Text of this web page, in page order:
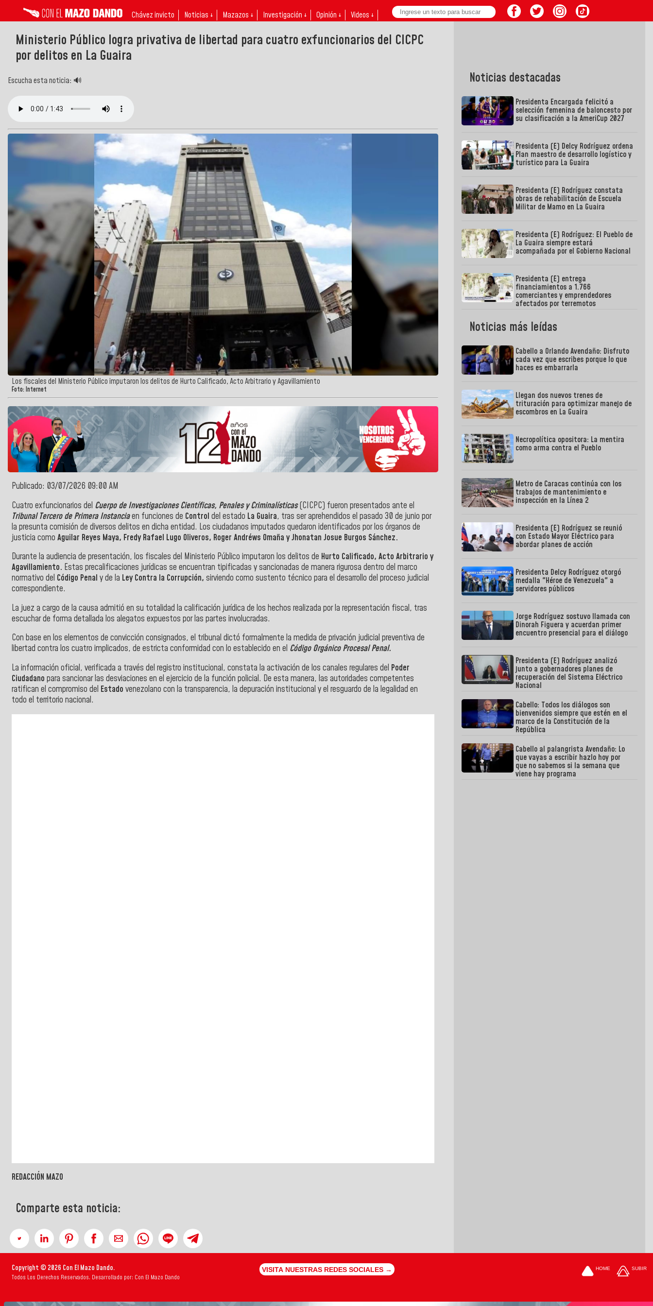
Chávez invicto Noticias ↓ Mazazos ↓ Investigación ↓ Opinión ↓ Videos ↓
Ministerio Público logra privativa de libertad para cuatro exfuncionarios del CICPC
por delitos en La Guaira
Escucha esta noticia: 🔊
Los fiscales del Ministerio Público imputaron los delitos de Hurto Calificado, Acto Arbitrario y Agavillamiento
Foto: Internet
Publicado: 03/07/2026 09:00 AM
Cuatro exfuncionarios del Cuerpo de Investigaciones Científicas, Penales y Criminalísticas(CICPC) fueron presentados ante el
Tribunal Tercero de Primera Instanciaen funciones de Control del estado La Guaira, tras ser aprehendidos el pasado 30 de junio por
la presunta comisión de diversos delitos en dicha entidad. Los ciudadanos imputados quedaron identificados por los órganos de
justicia como Aguilar Reyes Maya, Fredy Rafael Lugo Oliveros, Roger Andréws Omaña y Jhonatan Josue Burgos Sánchez.
Durante la audiencia de presentación, los fiscales del Ministerio Público imputaron los delitos de Hurto Calificado, Acto Arbitrario y
Agavillamiento. Estas precalificaciones jurídicas se encuentran tipificadas y sancionadas de manera rigurosa dentro del marco
normativo del Código Penal y de la Ley Contra la Corrupción, sirviendo como sustento técnico para el desarrollo del proceso judicial
correspondiente.
La juez a cargo de la causa admitió en su totalidad la calificación jurídica de los hechos realizada por la representación fiscal, tras
escuchar de forma detallada los alegatos expuestos por las partes involucradas.
Con base en los elementos de convicción consignados, el tribunal dictó formalmente la medida de privación judicial preventiva de
libertad contra los cuatro implicados, de estricta conformidad con lo establecido en el Código Orgánico Procesal Penal.
La información oficial, verificada a través del registro institucional, constata la activación de los canales regulares del Poder
Ciudadano para sancionar las desviaciones en el ejercicio de la función policial. De esta manera, las autoridades competentes
ratifican el compromiso del Estado venezolano con la transparencia, la depuración institucional y el resguardo de la legalidad en
todo el territorio nacional.
REDACCIÓN MAZO
Comparte esta noticia:
Noticias destacadas
Presidenta Encargada felicitó a
selección femenina de baloncesto por
su clasificación a la AmeriCup 2027
Presidenta (E) Delcy Rodríguez ordena
Plan maestro de desarrollo logístico y
turístico para La Guaira
Presidenta (E) Rodríguez constata
obras de rehabilitación de Escuela
Militar de Mamo en La Guaira
Presidenta (E) Rodríguez: El Pueblo de
La Guaira siempre estará
acompañada por el Gobierno Nacional
Presidenta (E) entrega
financiamientos a 1.766
comerciantes y emprendedores
afectados por terremotos
Noticias más leídas
Cabello a Orlando Avendaño: Disfruto
cada vez que escribes porque lo que
haces es embarrarla
Llegan dos nuevos trenes de
trituración para optimizar manejo de
escombros en La Guaira
Necropolítica opositora: La mentira
como arma contra el Pueblo
Metro de Caracas continúa con los
trabajos de mantenimiento e
inspección en la Línea 2
Presidenta (E) Rodríguez se reunió
con Estado Mayor Eléctrico para
abordar planes de acción
Presidenta Delcy Rodríguez otorgó
medalla "Héroe de Venezuela" a
servidores públicos
Jorge Rodríguez sostuvo llamada con
Dinorah Figuera y acuerdan primer
encuentro presencial para el diálogo
Presidenta (E) Rodríguez analizó
junto a gobernadores planes de
recuperación del Sistema Eléctrico
Nacional
Cabello: Todos los diálogos son
bienvenidos siempre que estén en el
marco de la Constitución de la
República
Cabello al palangrista Avendaño: Lo
que vayas a escribir hazlo hoy por
que no sabemos si la semana que
viene hay programa
Copyright © 2026 Con El Mazo Dando.
Todos Los Derechos Reservados. Desarrollado por: Con El Mazo Dando
VISITA NUESTRAS REDES SOCIALES → HOME SUBIR